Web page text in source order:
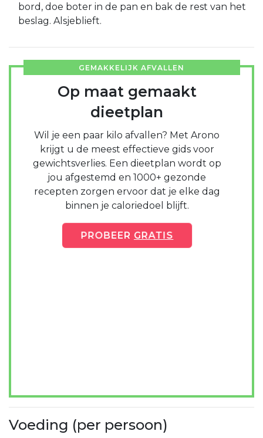
bord, doe boter in de pan en bak de rest van het
beslag. Alsjeblieft.
GEMAKKELIJK AFVALLEN
Op maat gemaakt
dieetplan
Wil je een paar kilo afvallen? Met Arono
krijgt u de meest effectieve gids voor
gewichtsverlies. Een dieetplan wordt op
jou afgestemd en 1000+ gezonde
recepten zorgen ervoor dat je elke dag
binnen je caloriedoel blijft.
PROBEER GRATIS
Voeding (per persoon)